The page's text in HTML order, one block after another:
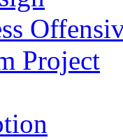
Project